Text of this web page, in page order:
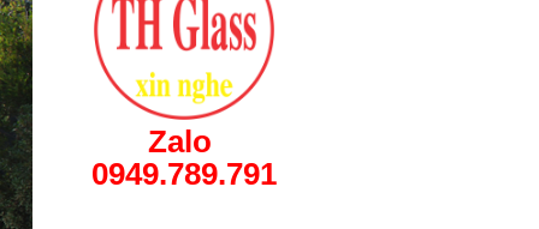
Zalo
0949.789.791